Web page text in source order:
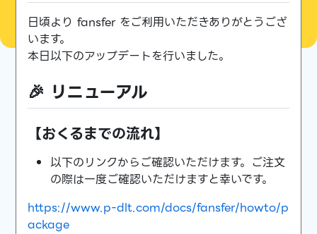
日頃より fansfer をご利用いただきありがとうござ
います。
本日以下のアップデートを行いました。
🎉 リニューアル
【おくるまでの流れ】
以下のリンクからご確認いただけます。ご注文
の際は一度ご確認いただけますと幸いです。
https://www.p-dlt.com/docs/fansfer/howto/p
ackage